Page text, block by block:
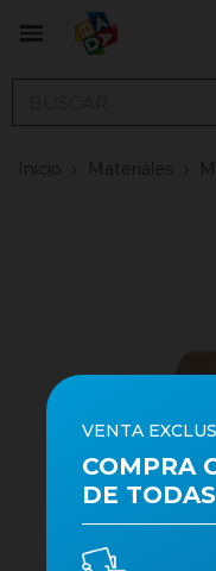
Inicio Materiales
VENTA
COMPRA
DE